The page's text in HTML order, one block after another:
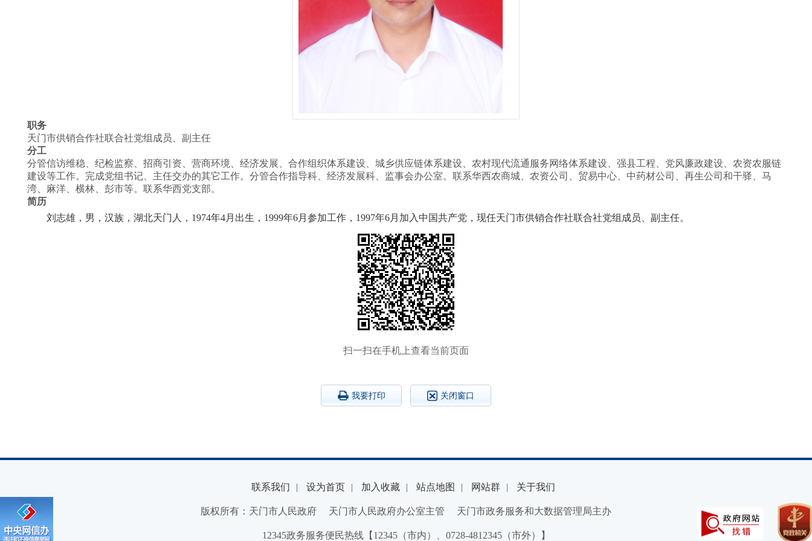
职务
天门市供销合作社联合社党组成员、副主任
分工
分管信访维稳、纪检监察、招商引资、营商环境、经济发展、合作组织体系建设、城乡供应链体系建设、农村现代流通服务网络体系建设、强县工程、党风廉政建设、农资农服链
建设等工作。完成党组书记、主任交办的其它工作。分管合作指导科、经济发展科、监事会办公室。联系华西农商城、农资公司、贸易中心、中药材公司、再生公司和干驿、马
湾、麻洋、横林、彭市等。联系华西党支部。
简历
刘志雄，男，汉族，湖北天门人，1974年4月出生，1999年6月参加工作，1997年6月加入中国共产党，现任天门市供销合作社联合社党组成员、副主任。
扫一扫在手机上查看当前页面
我要打印 关闭窗口
联系我们 | 设为首页 | 加入收藏 | 站点地图 | 网站群 | 关于我们
版权所有：天门市人民政府 天门市人民政府办公室主管 天门市政务服务和大数据管理局主办
12345政务服务便民热线【12345（市内）、0728-4812345（市外）】